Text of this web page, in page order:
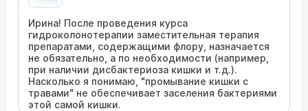
Ирина! После проведения курса
гидроколонотерапии заместительная терапия
препаратами, содержащими флору, назначается
не обязательно, а по необходимости (например,
при наличии дисбактериоза кишки и т.д.).
Насколько я понимаю, "промывание кишки с
травами" не обеспечивает заселения бактериями
этой самой кишки.